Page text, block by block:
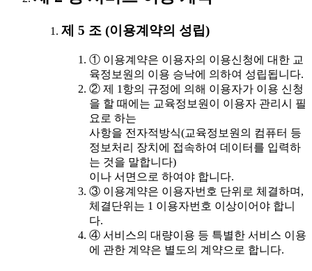
제 5 조 (이용계약의 성립)
① 이용계약은 이용자의 이용신청에 대한 교
육정보원의 이용 승낙에 의하여 성립됩니다.
② 제 1항의 규정에 의해 이용자가 이용 신청
을 할 때에는 교육정보원이 이용자 관리시 필
요로 하는
사항을 전자적방식(교육정보원의 컴퓨터 등
정보처리 장치에 접속하여 데이터를 입력하
는 것을 말합니다)
이나 서면으로 하여야 합니다.
③ 이용계약은 이용자번호 단위로 체결하며,
체결단위는 1 이용자번호 이상이어야 합니
다.
④ 서비스의 대량이용 등 특별한 서비스 이용
에 관한 계약은 별도의 계약으로 합니다.